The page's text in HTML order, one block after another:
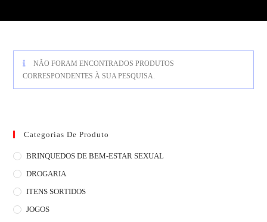
NÃO FORAM ENCONTRADOS PRODUTOS
CORRESPONDENTES À SUA PESQUISA.
Categorias De Produto
BRINQUEDOS DE BEM-ESTAR SEXUAL
DROGARIA
ITENS SORTIDOS
JOGOS